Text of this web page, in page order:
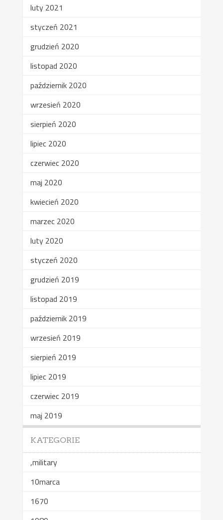
luty 2021
styczeń 2021
grudzień 2020
listopad 2020
październik 2020
wrzesień 2020
sierpień 2020
lipiec 2020
czerwiec 2020
maj 2020
kwiecień 2020
marzec 2020
luty 2020
styczeń 2020
grudzień 2019
listopad 2019
październik 2019
wrzesień 2019
sierpień 2019
lipiec 2019
czerwiec 2019
maj 2019
KATEGORIE
,military
10marca
1670